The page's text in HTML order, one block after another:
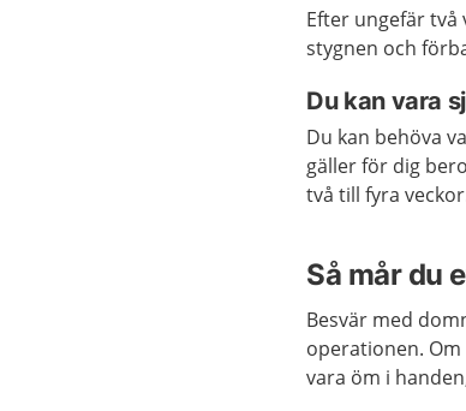
Efter ungefär
stygnen och
Du kan vara
Du kan behöva
gäller för dig
två till fyra
Så mår du
Besvär med
operationen.
vara öm i